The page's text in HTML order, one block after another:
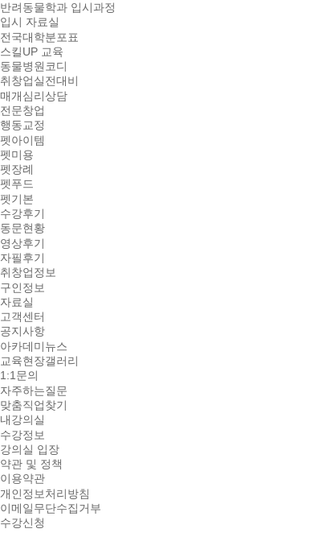
반려동물학과 입시과정
입시 자료실
전국대학분포표
스킬UP 교육
동물병원코디
취창업실전대비
매개심리상담
전문창업
행동교정
펫아이템
펫미용
펫장례
펫푸드
펫기본
수강후기
동문현황
영상후기
자필후기
취창업정보
구인정보
자료실
고객센터
공지사항
아카데미뉴스
교육현장갤러리
1:1문의
자주하는질문
맞춤직업찾기
내강의실
수강정보
강의실 입장
약관 및 정책
이용약관
개인정보처리방침
이메일무단수집거부
수강신청